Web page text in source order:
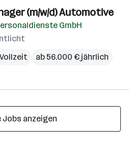
(m/w/d) Automotive
GmbH
Vollzeit ab 56.000 € jährlich
Jobs anzeigen